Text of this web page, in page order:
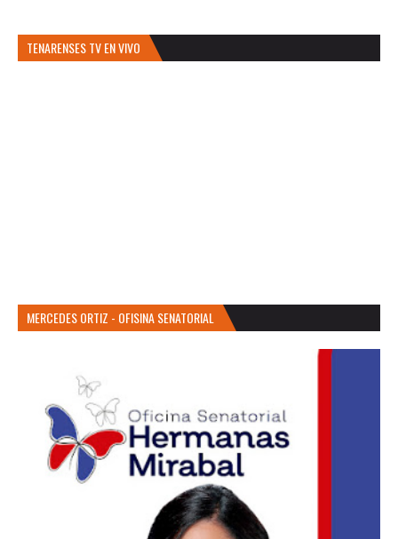
TENARENSES TV EN VIVO
MERCEDES ORTIZ - OFISINA SENATORIAL